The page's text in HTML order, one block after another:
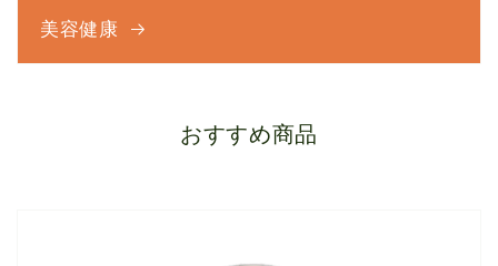
美容健康
おすすめ商品